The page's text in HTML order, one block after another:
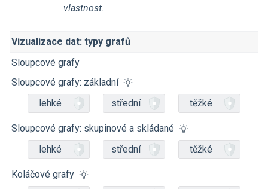
vlastnost.
Vizualizace dat: typy grafů
Sloupcové grafy
Sloupcové grafy: základní
lehké
střední těžké
Sloupcové grafy: skupinové a skládané
lehké
střední těžké
Koláčové grafy